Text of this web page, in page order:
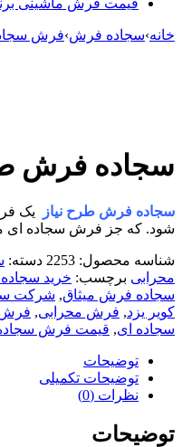
قیمت فرش ماشینی
خانه›سجاده فرش›فرش
سجاده فرش
سجاده فرش طرح نیاز
یک
شود. که جز فرش سجاده ای
شناسه محصول: 2253 دسته:
محرابی برچسب: خرید
سجاده فرش میثاق, شرکت
کویر یزد, فرش محرابی,
سجاده ای, قیمت فرش
توضیحات
توضیحات تکمیلی
نظرات (0)
توضیحات